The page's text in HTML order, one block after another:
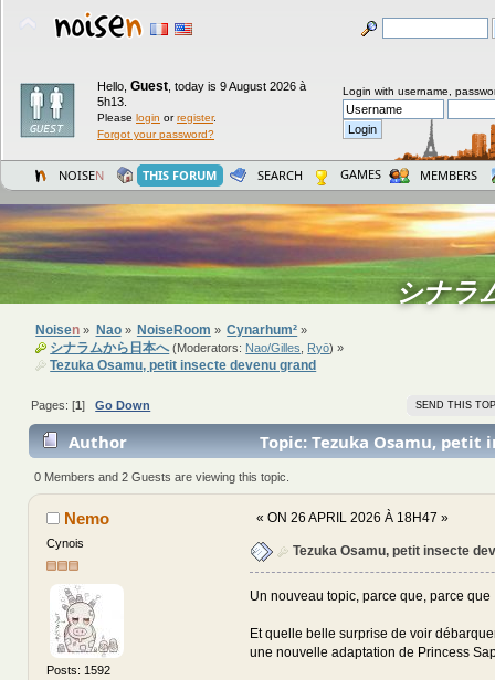
Hello, Guest today is 9 August 2026 à
5h13.
Please login orregister.
Forgot your password?
Login with username,
NOISEN THIS FORUM SEARCH GAMES MEMBERS
シナラ
Noisen » Nao» NoiseRoom » Cynarhum² »
シナラムから日本へ(Moderators: Nao/Gilles Ryō) »
Tezuka Osamu, petit insecte devenu grand
SEND THIS
Pages: [1]Go Down
Author
Topic: Tezuka Osamu, petit
grand (Read 17192 times)
0 Members and 2 Guests are viewing this topic.
Nemo
Cynois
Posts: 1592
« ON 26 APRIL 2026 À 18H47 »
Tezuka Osamu, petit insecte
Un nouveau topic, parce que, parce que
Et quelle belle surprise de voir
une nouvelle adaptation de Princess